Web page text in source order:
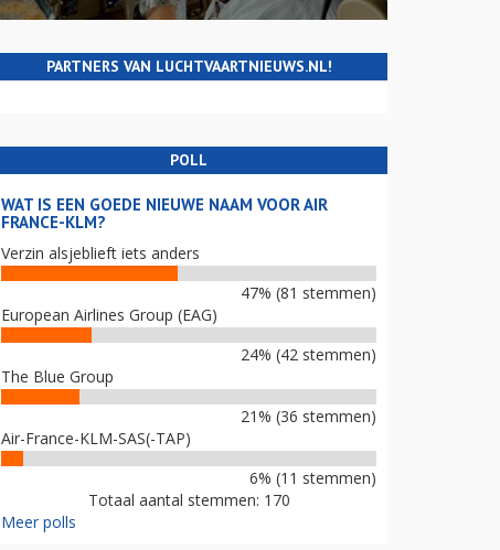
PARTNERS VAN LUCHTVAARTNIEUWS.NL!
POLL
WAT IS EEN GOEDE NIEUWE NAAM VOOR AIR
FRANCE-KLM?
Verzin alsjeblieft iets anders
47% (81 stemmen)
European Airlines Group (EAG)
24% (42 stemmen)
The Blue Group
21% (36 stemmen)
Air-France-KLM-SAS(-TAP)
6% (11 stemmen)
Totaal aantal stemmen: 170
Meer polls